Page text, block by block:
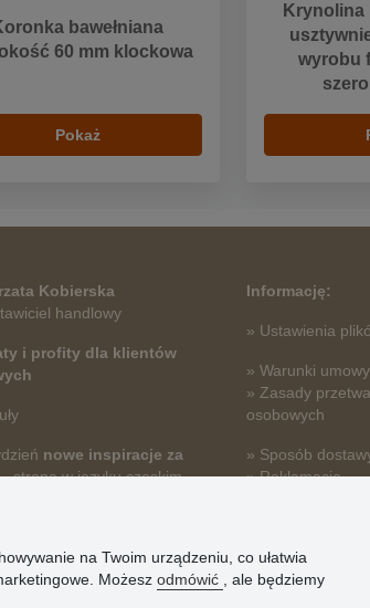
bawełniana
60 mm klockowa
Pokaż
Krynolina
wyrobu
Kobierska
handlowy
i profity dla klientów
nowe inspiracje za
- strona w języku czeskim
Informację:
» Ustawienia
» Warunki umowy
» Zasady
osobowych
» Sposób
» Reklamacje
na Twoim urządzeniu, co ułatwia
Możesz odmówić
, ale będziemy